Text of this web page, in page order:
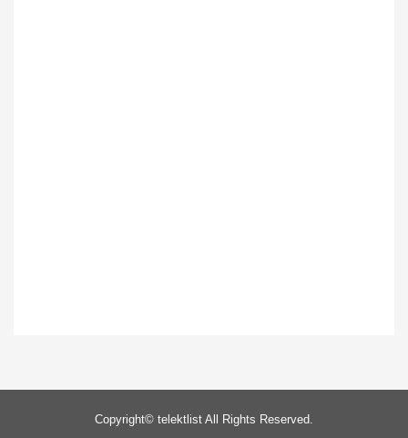
Copyright© telektlist All Rights Reserved.